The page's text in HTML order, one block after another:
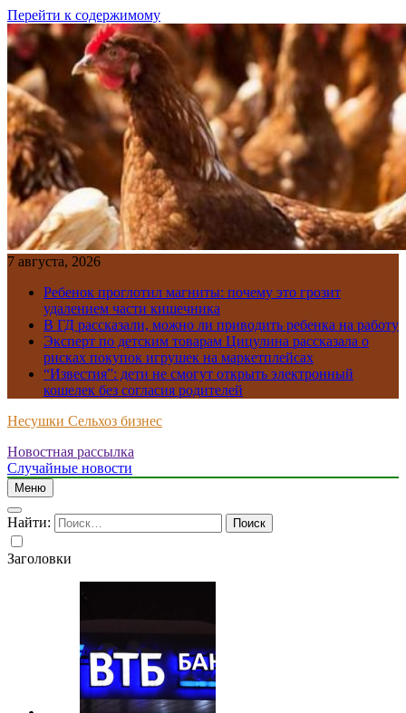
Перейти к содержимому
7 августа, 2026
Ребенок проглотил магниты: почему это грозит
удалением части кишечника
В ГД рассказали, можно ли приводить ребенка на работу
Эксперт по детским товарам Цицулина рассказала о
рисках покупок игрушек на маркетплейсах
“Известия”: дети не смогут открыть электронный
кошелек без согласия родителей
Несушки Сельхоз бизнес
Новостная рассылка
Случайные новости
Меню
Найти:
Заголовки